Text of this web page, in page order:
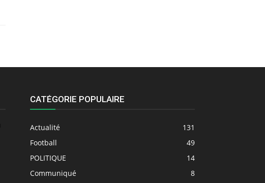
CATÉGORIE POPULAIRE
Actualité
131
Football
49
POLITIQUE
14
Communiqué
8